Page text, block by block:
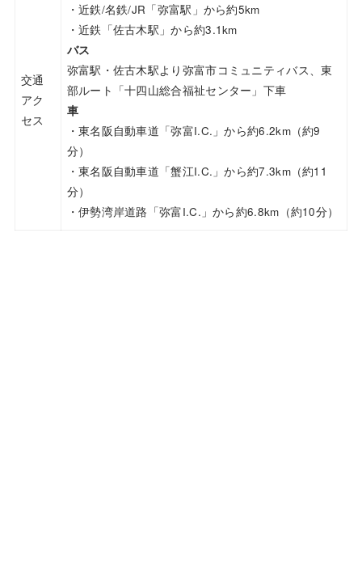
交通
アク
セス
・近鉄/名鉄/JR「弥富駅」から約5km
・近鉄「佐古木駅」から約3.1km
バス
弥富駅・佐古木駅より弥富市コミュニティバス、東
部ルート「十四山総合福祉センター」下車
車
・東名阪自動車道「弥富I.C.」から約6.2km（約9
分）
・東名阪自動車道「蟹江I.C.」から約7.3km（約11
分）
・伊勢湾岸道路「弥富I.C.」から約6.8km（約10分）